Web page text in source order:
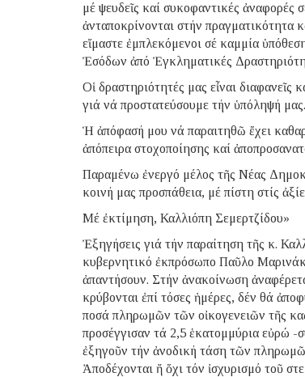
μέ ψευδεῖς καί συκοφαντικές
ἀνταποκρίνονται στήν πραγματικότητα
εἴμαστε ἐμπλεκόμενοι σέ καμμία
Ἐσόδων ἀπό Ἐγκληματικές
Οἱ δραστηριότητές μας εἶναι διαφανεῖς
γιά νά προστατεύσουμε τήν ὑπόληψή μας.
Ἡ ἀπόφασή μου νά παραιτηθῶ ἔχει
ἀπόπειρα στοχοποίησης καί
Παραμένω ἐνεργό μέλος τῆς Νέας
κοινή μας προσπάθεια, μέ πίστη στίς
Μέ ἐκτίμηση, Καλλιόπη Σεμερτζίδου»
Ἐξηγήσεις γιά τήν παραίτηση τῆς κ.
κυβερνητικό ἐκπρόσωπο Παῦλο
ἀπαντήσουν. Στήν ἀνακοίνωση
κρύβονται ἐπί τόσες ἡμέρες, δέν θά
ποσά πληρωμῶν τῶν οἰκογενειῶν τῆς
προσέγγισαν τά 2,5 ἑκατομμύρια εὐρώ
ἐξηγοῦν τήν ἀνοδική τάση τῶν
Ἀποδέχονται ἤ ὄχι τόν ἰσχυρισμό τοῦ